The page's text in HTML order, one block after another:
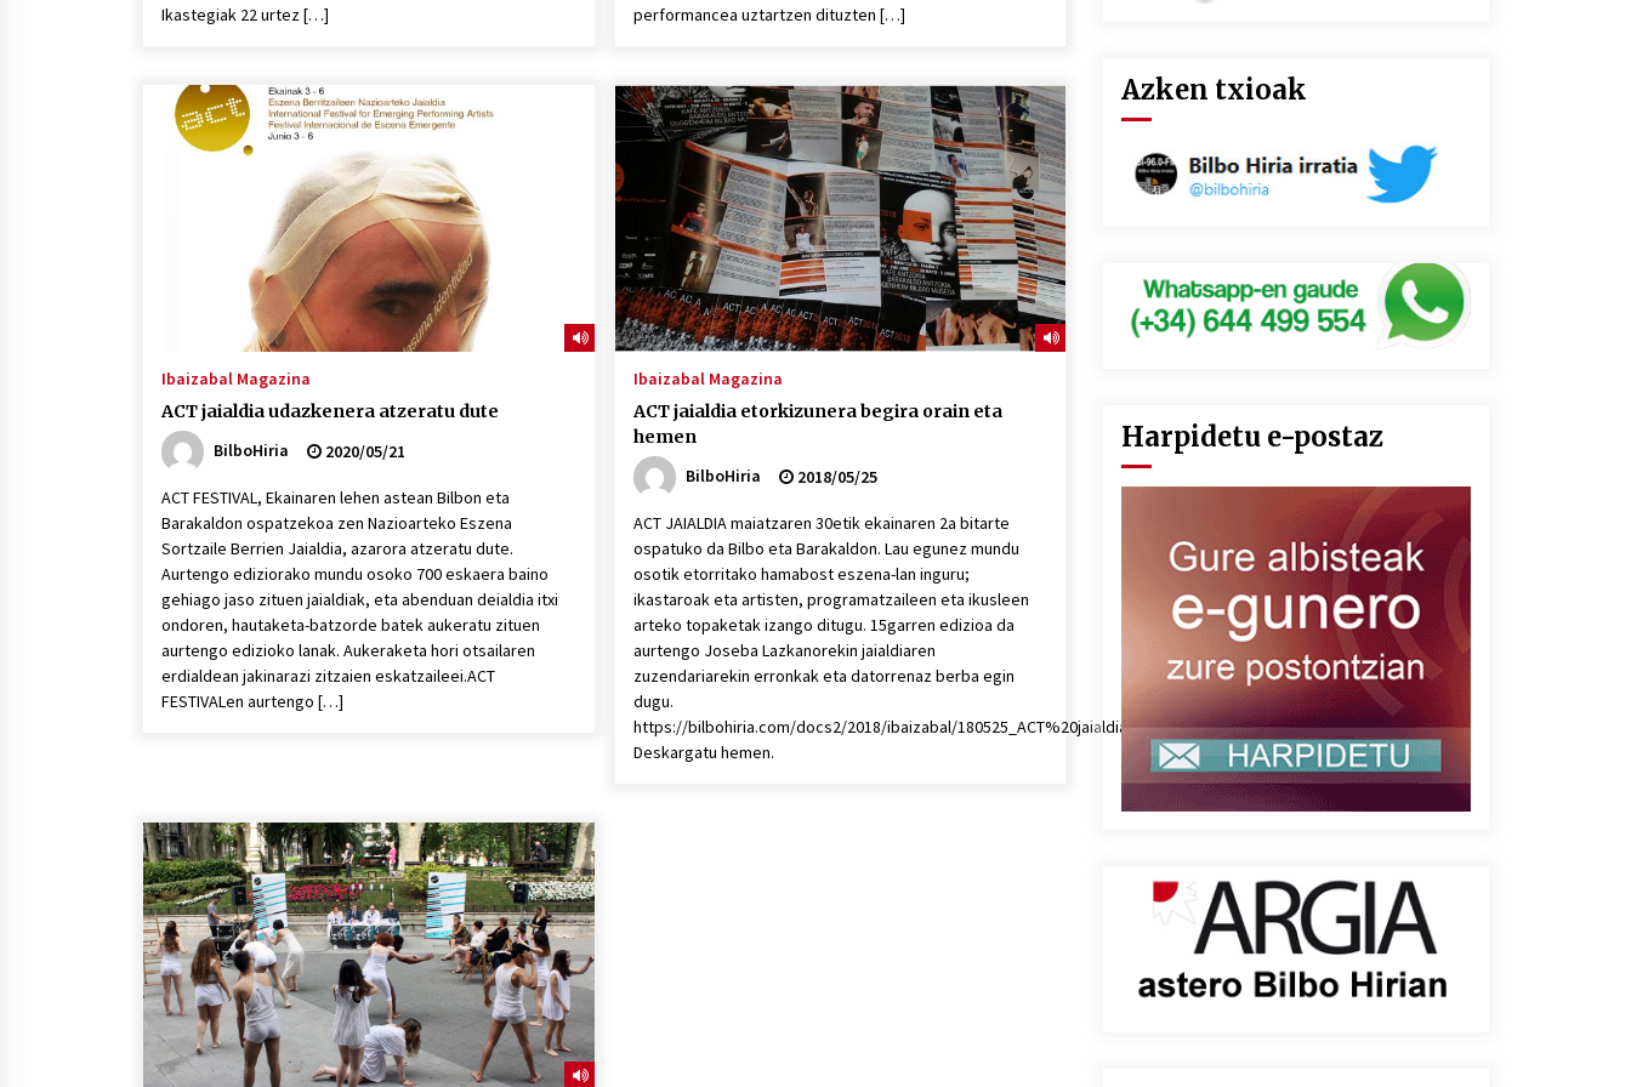
Ikastegiak 22 urtez […]
performancea uztartzen dituzten […]
Ibaizabal Magazina
ACT jaialdia udazkenera atzeratu dute
BilboHiria
2020/05/21
ACT FESTIVAL, Ekainaren lehen astean Bilbon eta
Barakaldon ospatzekoa zen Nazioarteko Eszena
Sortzaile Berrien Jaialdia, azarora atzeratu dute.
Aurtengo ediziorako mundu osoko 700 eskaera baino
gehiago jaso zituen jaialdiak, eta abenduan deialdia itxi
ondoren, hautaketa-batzorde batek aukeratu zituen
aurtengo edizioko lanak. Aukeraketa hori otsailaren
erdialdean jakinarazi zitzaien eskatzaileei.ACT
FESTIVALen aurtengo […]
Ibaizabal Magazina
ACT jaialdia etorkizunera begira orain eta
hemen
BilboHiria
2018/05/25
ACT JAIALDIA maiatzaren 30etik ekainaren 2a bitarte
ospatuko da Bilbo eta Barakaldon. Lau egunez mundu
osotik etorritako hamabost eszena-lan inguru;
ikastaroak eta artisten, programatzaileen eta ikusleen
arteko topaketak izango ditugu. 15garren edizioa da
aurtengo Joseba Lazkanorekin jaialdiaren
zuzendariarekin erronkak eta datorrenaz berba egin
dugu.
https://bilbohiria.com/docs2/2018/ibaizabal/180525_ACT%20jaialdia.mp3
Deskargatu hemen.
Azken txioak
Harpidetu e-postaz